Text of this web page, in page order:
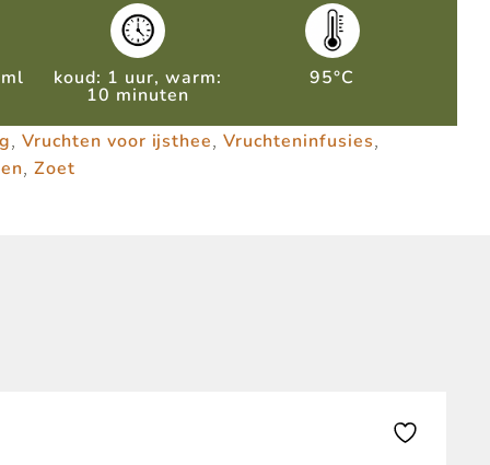
koud: 1 uur, warm:
10 minuten
95°C
, Vruchten voor ijsthee, Vruchteninfusies,
, Zoet